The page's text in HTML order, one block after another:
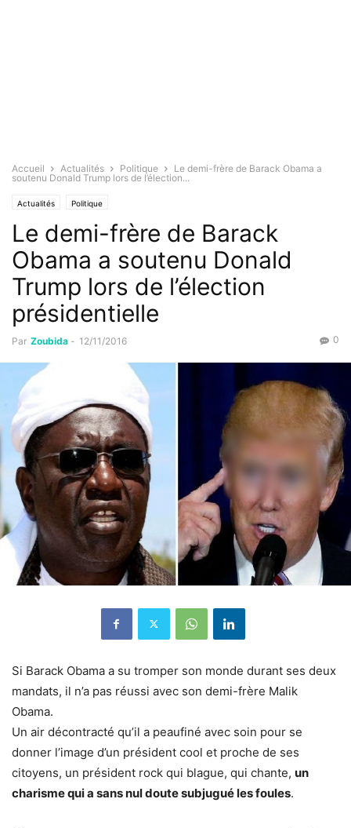
Accueil Actualités Politique
Le demi-frère de Barack Obama a
soutenu Donald Trump lors de l’élection...
Actualités Politique
Le demi-frère de Barack
Obama a soutenu Donald
Trump lors de l’élection
présidentielle
Par Zoubida - 12/11/2016 0
Si Barack Obama a su tromper son monde durant ses deux
mandats, il n’a pas réussi avec son demi-frère Malik
Obama.
Un air décontracté qu’il a peaufiné avec soin pour se
donner l’image d’un président cool et proche de ses
citoyens, un président rock qui blague, qui chante, un
charisme qui a sans nul doute subjugué les foules.